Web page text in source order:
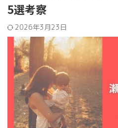
5選考察
2026年3月23日